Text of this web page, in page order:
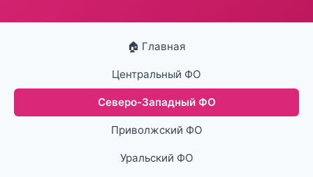
🏠 Главная
Центральный ФО
Северо-Западный ФО
Приволжский ФО
Уральский ФО